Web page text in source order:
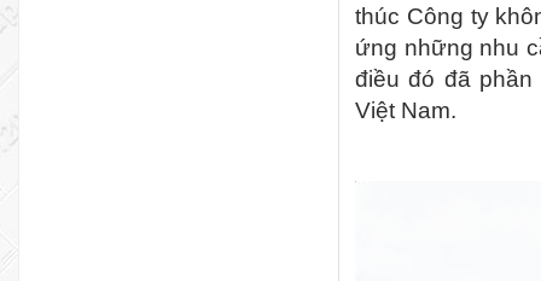
thúc Công ty
ứng những nhu
điều đó đã
Việt Nam.